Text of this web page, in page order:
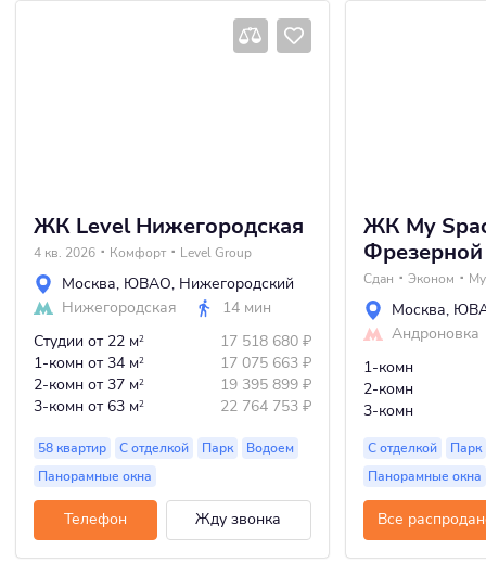
ЖК Level Нижегородская
4 кв. 2026 Комфорт Level Group
Москва, ЮВАО, Нижегородский
Нижегородская
14 мин
Студии от 22 м2 17 518 680 ₽
1-комн от 34 м2 17 075 663 ₽
2-комн от 37 м2 19 395 899 ₽
3-комн от 63 м2 22 764 753 ₽
58 квартир С отделкой Парк
Водоем
Панорамные окна
Телефон Жду звонка
ЖК My
Фрезерной
Сдан Эконом
Москва,
Андроновка
1-комн
2-комн
3-комн
С отделкой
Парк
Панорамные окна
Все